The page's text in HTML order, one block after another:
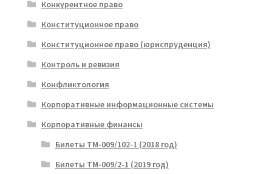
Конкурентное право
Конституционное право
Конституционное право (юриспруденция)
Контроль и ревизия
Конфликтология
Корпоративные информационные системы
Корпоративные финансы
Билеты ТМ-009/102-1 (2018 год)
Билеты ТМ-009/2-1 (2019 год)